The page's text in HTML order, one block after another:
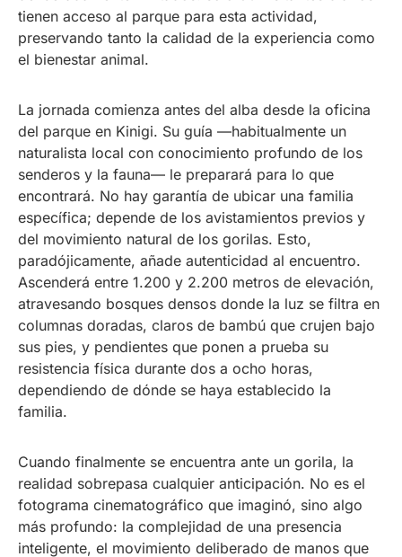
tienen acceso al parque para esta actividad,
preservando tanto la calidad de la experiencia como
el bienestar animal.
La jornada comienza antes del alba desde la oficina
del parque en Kinigi. Su guía —habitualmente un
naturalista local con conocimiento profundo de los
senderos y la fauna— le preparará para lo que
encontrará. No hay garantía de ubicar una familia
específica; depende de los avistamientos previos y
del movimiento natural de los gorilas. Esto,
paradójicamente, añade autenticidad al encuentro.
Ascenderá entre 1.200 y 2.200 metros de elevación,
atravesando bosques densos donde la luz se filtra en
columnas doradas, claros de bambú que crujen bajo
sus pies, y pendientes que ponen a prueba su
resistencia física durante dos a ocho horas,
dependiendo de dónde se haya establecido la
familia.
Cuando finalmente se encuentra ante un gorila, la
realidad sobrepasa cualquier anticipación. No es el
fotograma cinematográfico que imaginó, sino algo
más profundo: la complejidad de una presencia
inteligente, el movimiento deliberado de manos que